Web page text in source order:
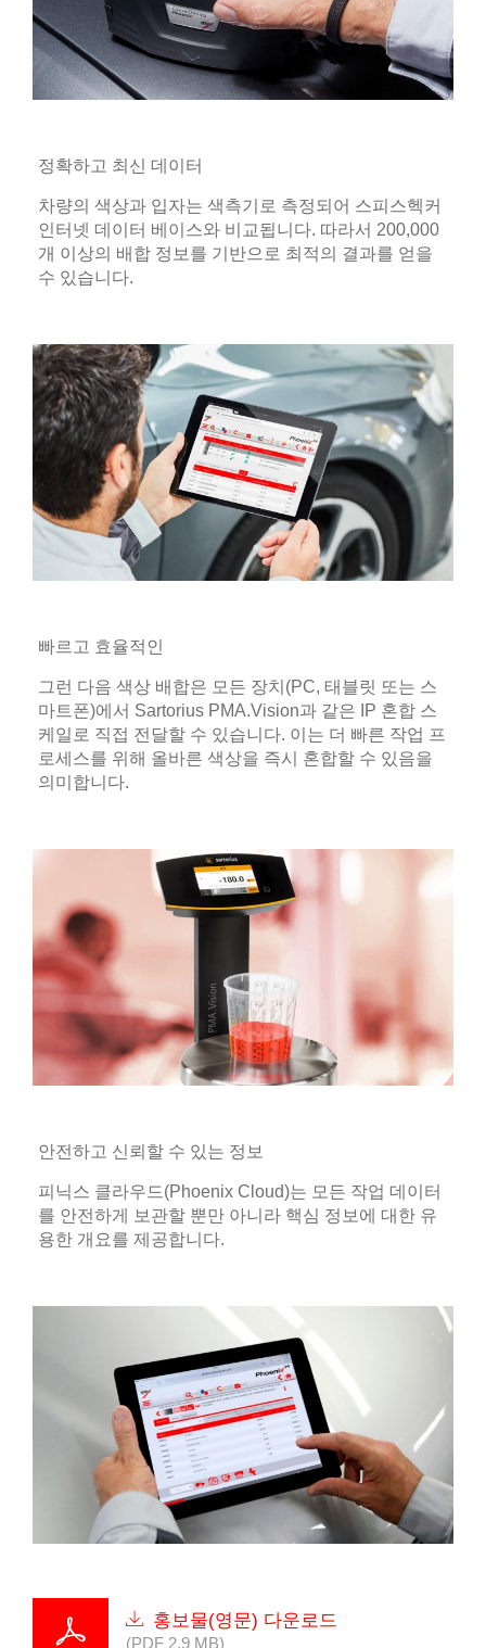
정확하고 최신 데이터
차량의 색상과 입자는 색측기로 측정되어 스피스헥커
인터넷 데이터 베이스와 비교됩니다. 따라서 200,000
개 이상의 배합 정보를 기반으로 최적의 결과를 얻을
수 있습니다.
빠르고 효율적인
그런 다음 색상 배합은 모든 장치(PC, 태블릿 또는 스
마트폰)에서 Sartorius PMA.Vision과 같은 IP 혼합 스
케일로 직접 전달할 수 있습니다. 이는 더 빠른 작업 프
로세스를 위해 올바른 색상을 즉시 혼합할 수 있음을
의미합니다.
안전하고 신뢰할 수 있는 정보
피닉스 클라우드(Phoenix Cloud)는 모든 작업 데이터
를 안전하게 보관할 뿐만 아니라 핵심 정보에 대한 유
용한 개요를 제공합니다.
홍보물(영문) 다운로드
(PDF 2.9 MB)